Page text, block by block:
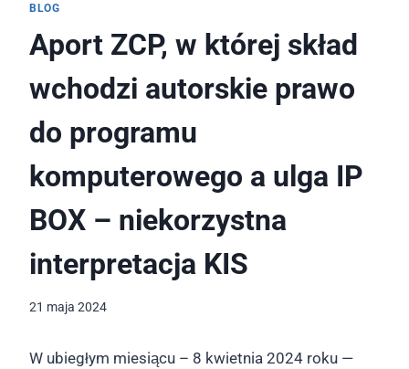
BLOG
Aport ZCP, w której skład
wchodzi autorskie prawo
do programu
komputerowego a ulga IP
BOX – niekorzystna
interpretacja KIS
21 maja 2024
W ubiegłym miesiącu – 8 kwietnia 2024 roku —